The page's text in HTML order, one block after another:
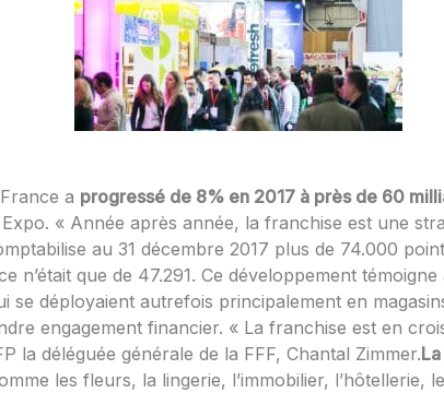
a progressé de 8% en 2017 à près de 60
« Année après année, la franchise est une
au 31 décembre 2017 plus de 74.000
que de 47.291. Ce développement témoigne
se déployaient autrefois principalement en
engagement financier. « La franchise est en
la déléguée générale de la FFF, Chantal Zimmer.
les fleurs, la lingerie, l’immobilier,